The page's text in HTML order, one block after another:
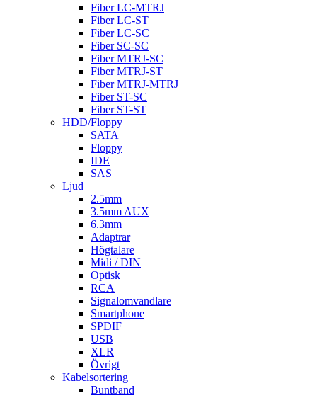
Fiber LC-MTRJ
Fiber LC-ST
Fiber LC-SC
Fiber SC-SC
Fiber MTRJ-SC
Fiber MTRJ-ST
Fiber MTRJ-MTRJ
Fiber ST-SC
Fiber ST-ST
HDD/Floppy
SATA
Floppy
IDE
SAS
Ljud
2.5mm
3.5mm AUX
6.3mm
Adaptrar
Högtalare
Midi / DIN
Optisk
RCA
Signalomvandlare
Smartphone
SPDIF
USB
XLR
Övrigt
Kabelsortering
Buntband